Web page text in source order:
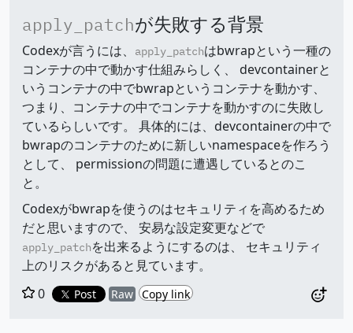
apply_patchが失敗する背景
Codexが言うには、 apply_patchはbwrapという一種の
コンテナの中で動かす仕組みらしく、 devcontainerと
いうコンテナの中でbwrapというコンテナを動かす、
つまり、コンテナの中でコンテナを動かすのに失敗し
ているらしいです。 具体的には、devcontainerの中で
bwrapのコンテナのために新しいnamespaceを作ろう
として、 permissionの問題に遭遇しているとのこ
と。
Codexがbwrapを使うのはセキュリティを高めるため
だと思いますので、 安易な設定変更などで
apply_patchを出来るようにするのは、 セキュリティ
上のリスクがあると見ています。
0
Post Raw Copy link